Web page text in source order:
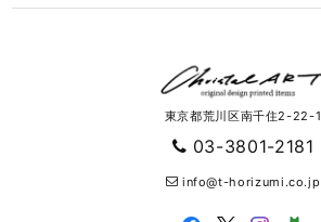
東京都荒川区南千住2-22-1
03-3801-2181
info@t-horizumi.co.jp